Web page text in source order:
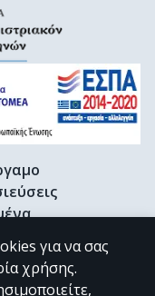
βιβλιογραφία
για να σας
χρήσης.